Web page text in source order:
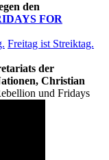
den
FOR
Freitag ist Streiktag.
der
Christian
und Fridays